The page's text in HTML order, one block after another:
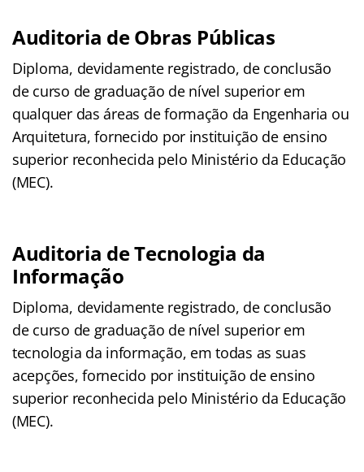
Auditoria de Obras Públicas
Diploma, devidamente registrado, de conclusão
de curso de graduação de nível superior em
qualquer das áreas de formação da Engenharia ou
Arquitetura, fornecido por instituição de ensino
superior reconhecida pelo Ministério da Educação
(MEC).
Auditoria de Tecnologia da
Informação
Diploma, devidamente registrado, de conclusão
de curso de graduação de nível superior em
tecnologia da informação, em todas as suas
acepções, fornecido por instituição de ensino
superior reconhecida pelo Ministério da Educação
(MEC).